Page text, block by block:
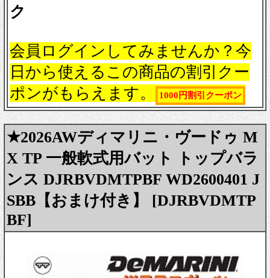
ク
会員ログインしてみませんか？今
日から使えるこの商品の割引クー
ポンがもらえます。
1000円割引クーポン
★2026AWディマリニ・ヴードゥ M
X TP 一般軟式用バット トップバラ
ンス DJRBVDMTPBF WD2600401 J
SBB【おまけ付き】 [DJRBVDMTP
BF]